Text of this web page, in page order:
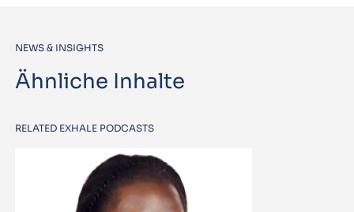
NEWS & INSIGHTS
Ähnliche Inhalte
RELATED EXHALE PODCASTS